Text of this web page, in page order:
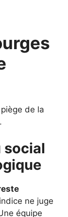
de la
social
ne juge
équipe